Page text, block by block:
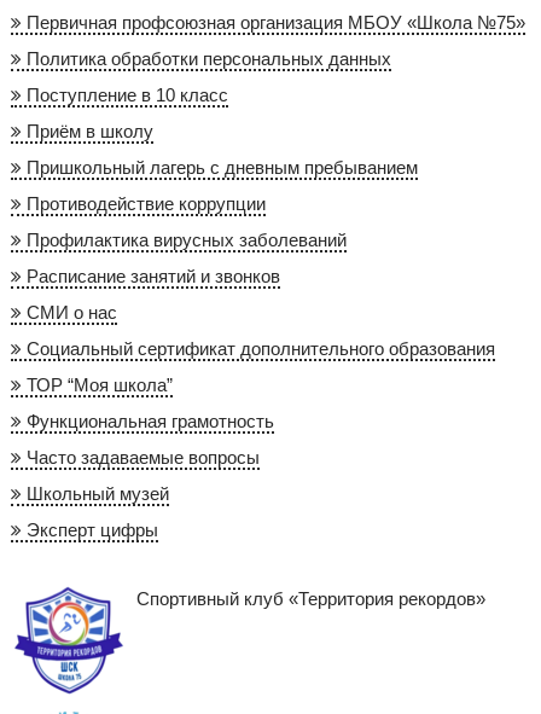
Первичная профсоюзная организация МБОУ «Школа №75»
Политика обработки персональных данных
Поступление в 10 класс
Приём в школу
Пришкольный лагерь с дневным пребыванием
Противодействие коррупции
Профилактика вирусных заболеваний
Расписание занятий и звонков
СМИ о нас
Социальный сертификат дополнительного образования
ТОР “Моя школа”
Функциональная грамотность
Часто задаваемые вопросы
Школьный музей
Эксперт цифры
Спортивный клуб «Территория рекордов»